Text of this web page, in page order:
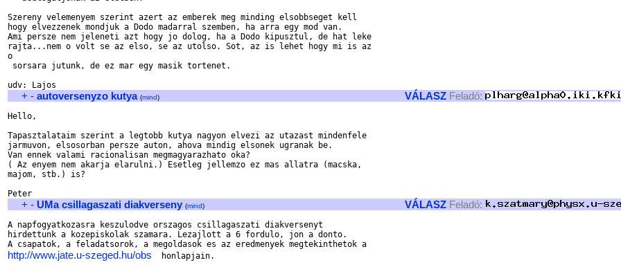
Szereny velemenyem szerint azert az emberek meg minding elsobbseget kell
hogy elvezzenek mondjuk a Dodo madarral szemben, ha arra egy mod van.
Ami persze nem jeleneti azt hogy jo dolog, ha a Dodo kipusztul, de hat leke
rajta...nem o volt se az elso, se az utolso. Sot, az is lehet hogy mi is az
o
sorsara jutunk, de ez mar egy masik tortenet.
+ - autoversenyzo kutya (mind) VÁLASZ Feladó:
Hello,
Tapasztalataim szerint a legtobb kutya nagyon elvezi az utazast mindenfele
jarmuvon, elsosorban persze auton, ahova mindig elsonek ugranak be.
Van ennek valami racionalisan megmagyarazhato oka?
( Az enyem nem akarja elarulni.) Esetleg jellemzo ez mas allatra (macska,
majom, stb.) is?
+ - UMa csillagaszati diakverseny (mind) VÁLASZ Feladó:
A napfogyatkozasra keszulodve orszagos csillagaszati diakversenyt
hirdettunk a kozepiskolak szamara. Lezajlott a 6 fordulo, jon a donto.
http://www.jate.u-szeged.hu/obs
  honlapjain.